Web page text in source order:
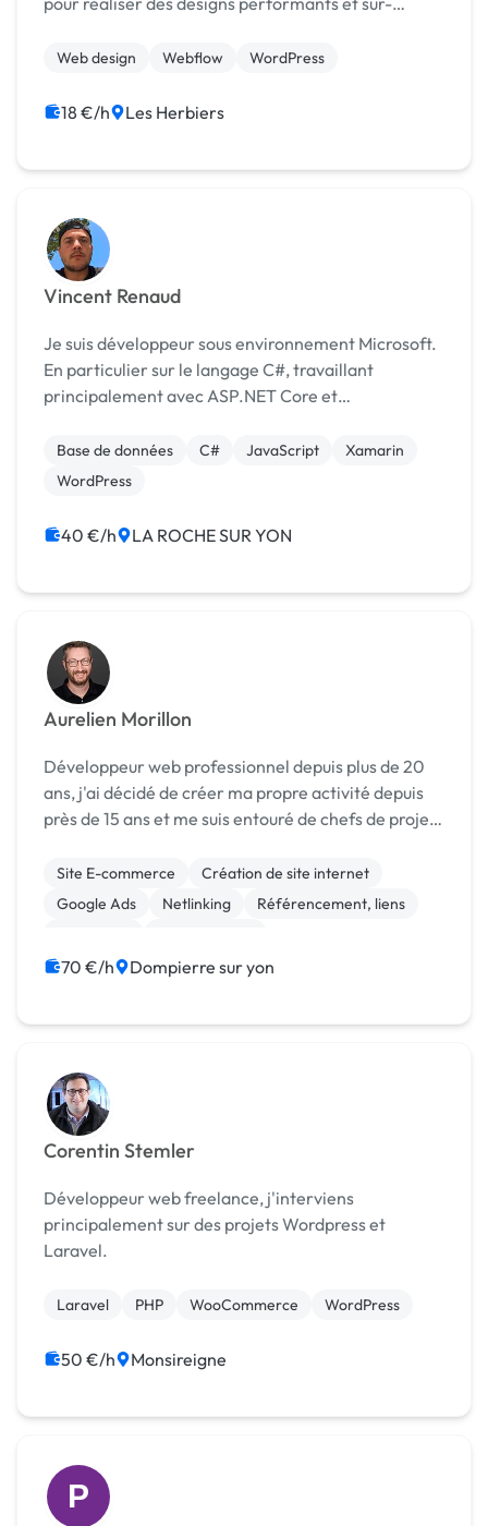
Web design Webflow WordPress
18 €/h Les Herbiers
Vincent Renaud
Je suis développeur sous environnement Microsoft.
En particulier sur le langage C#, travaillant
principalement avec ASP.NET Core et
accompagner avec mes connaissances en HTML,
CSS, Javascript, JQuery,...
Base de données C# JavaScript
Xamarin
WordPress
40 €/h LA ROCHE SUR YON
Aurelien Morillon
Développeur web professionnel depuis plus de 20
ans, j'ai décidé de créer ma propre activité depuis
près de 15 ans et me suis entouré de chefs de projets
netlinkers pour offrir un service complet e...
Site E-commerce
Création de site internet
Google Ads
Netlinking
Référencement, liens
70 €/h Dompierre sur yon
Corentin Stemler
Développeur web freelance, j'interviens
principalement sur des projets Wordpress et
Laravel.
Laravel PHP WooCommerce WordPress
50 €/h Monsireigne
P